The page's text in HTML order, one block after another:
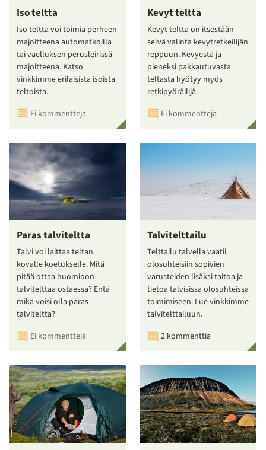
Iso teltta
Iso teltta voi toimia perheen
majoitteena automatkoilla
tai vaelluksen perusleirissä
majoitteena. Katso
vinkkimme erilaisista isoista
teltoista.
Ei kommentteja
Kevyt teltta
Kevyt teltta on itsestään
selvä valinta kevytretkeilijän
reppuun. Kevyestä ja
pieneksi pakkautuvasta
teltasta hyötyy myös
retkipyöräilijä.
Ei kommentteja
Paras talviteltta
Talvi voi laittaa teltan
kovalle koetukselle. Mitä
pitää ottaa huomioon
talvitelttaa ostaessa? Entä
mikä voisi olla paras
talviteltta?
Ei kommentteja
Talvitelttailu
Telttailu talvella vaatii
olosuhteisiin sopivien
varusteiden lisäksi taitoa ja
tietoa talvisissa olosuhteissa
toimimiseen. Lue vinkkimme
talvitelttailuun.
2 kommenttia